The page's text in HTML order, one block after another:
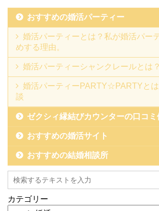
おすすめの婚活パーティー
婚活パーティーとは？私が婚活パー
めする理由。
婚活パーティーシャンクレールとは
婚活パーティーPARTY☆PARTYと
談
ゼクシィ縁結びカウンターの口コミ
おすすめの婚活サイト
おすすめの結婚相談所
カテゴリー